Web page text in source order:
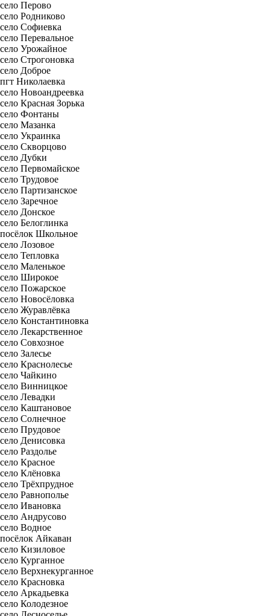
село Перово
село Родниково
село Софиевка
село Перевальное
село Урожайное
село Строгоновка
село Доброе
пгт Николаевка
село Новоандреевка
село Красная Зорька
село Фонтаны
село Мазанка
село Украинка
село Скворцово
село Дубки
село Первомайское
село Трудовое
село Партизанское
село Заречное
село Донское
село Белоглинка
посёлок Школьное
село Лозовое
село Тепловка
село Маленькое
село Широкое
село Пожарское
село Новосёловка
село Журавлёвка
село Константиновка
село Лекарственное
село Совхозное
село Залесье
село Краснолесье
село Чайкино
село Винницкое
село Левадки
село Каштановое
село Солнечное
село Прудовое
село Денисовка
село Раздолье
село Красное
село Клёновка
село Трёхпрудное
село Равнополье
село Ивановка
село Андрусово
село Водное
посёлок Айкаван
село Кизиловое
село Курганное
село Верхнекурганное
село Красновка
село Аркадьевка
село Колодезное